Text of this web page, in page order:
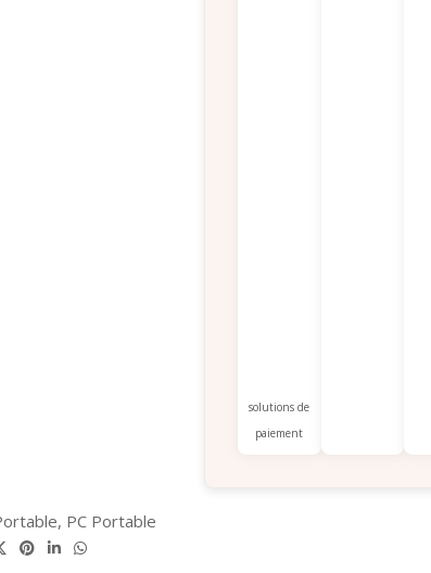
solutions de
paiement
, PC Portable